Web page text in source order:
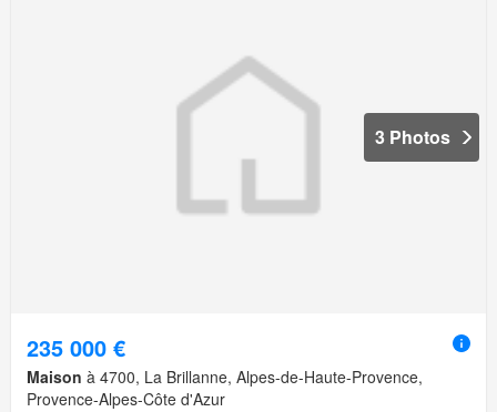
3 Photos
235 000 €
Maison à 4700, La Brillanne, Alpes-de-Haute-Provence,
Provence-Alpes-Côte d'Azur